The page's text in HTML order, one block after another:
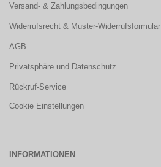
Versand- & Zahlungsbedingungen
Widerrufsrecht & Muster-Widerrufsformular
AGB
Privatsphäre und Datenschutz
Rückruf-Service
Cookie Einstellungen
INFORMATIONEN